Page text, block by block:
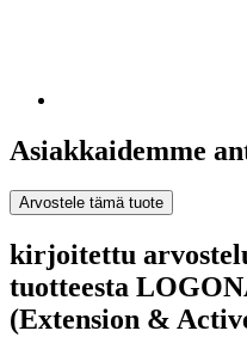
Asiakkaidemme
Arvostele tämä tuote
kirjoitettu
tuotteesta
(Extension &